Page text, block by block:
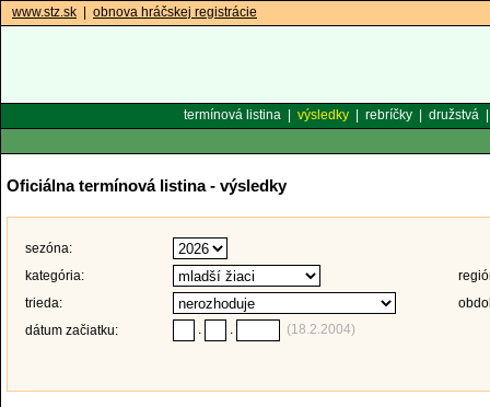
www.stz.sk obnova hráčskej registrácie
termínová listina| výsledky| rebríčky| družstvá
Oficiálna termínová listina - výsledky
sezóna:
kategória:
trieda:
dátum začiatku:
. . (18.2.2004)